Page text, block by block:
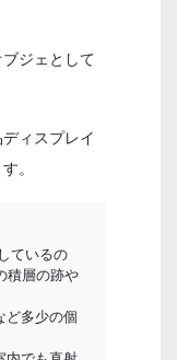
ジェとして
ィスプレイ
。
ているの
積層の跡や
ど多少の個